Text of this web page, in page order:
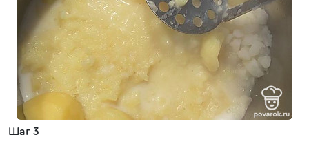
Шаг 3